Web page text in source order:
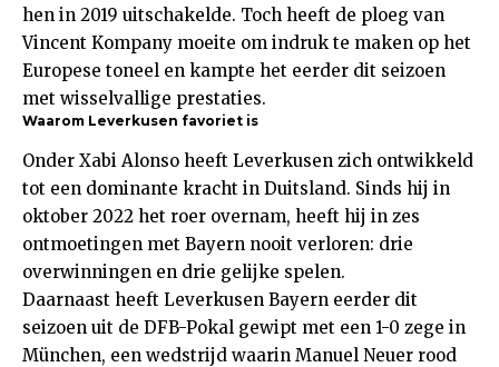
hen in 2019 uitschakelde. Toch heeft de ploeg van
Vincent Kompany moeite om indruk te maken op het
Europese toneel en kampte het eerder dit seizoen
met wisselvallige prestaties.
Waarom Leverkusen favoriet is
Onder Xabi Alonso heeft Leverkusen zich ontwikkeld
tot een dominante kracht in Duitsland. Sinds hij in
oktober 2022 het roer overnam, heeft hij in zes
ontmoetingen met Bayern nooit verloren: drie
overwinningen en drie gelijke spelen.
Daarnaast heeft Leverkusen Bayern eerder dit
seizoen uit de DFB-Pokal gewipt met een 1-0 zege in
München, een wedstrijd waarin Manuel Neuer rood